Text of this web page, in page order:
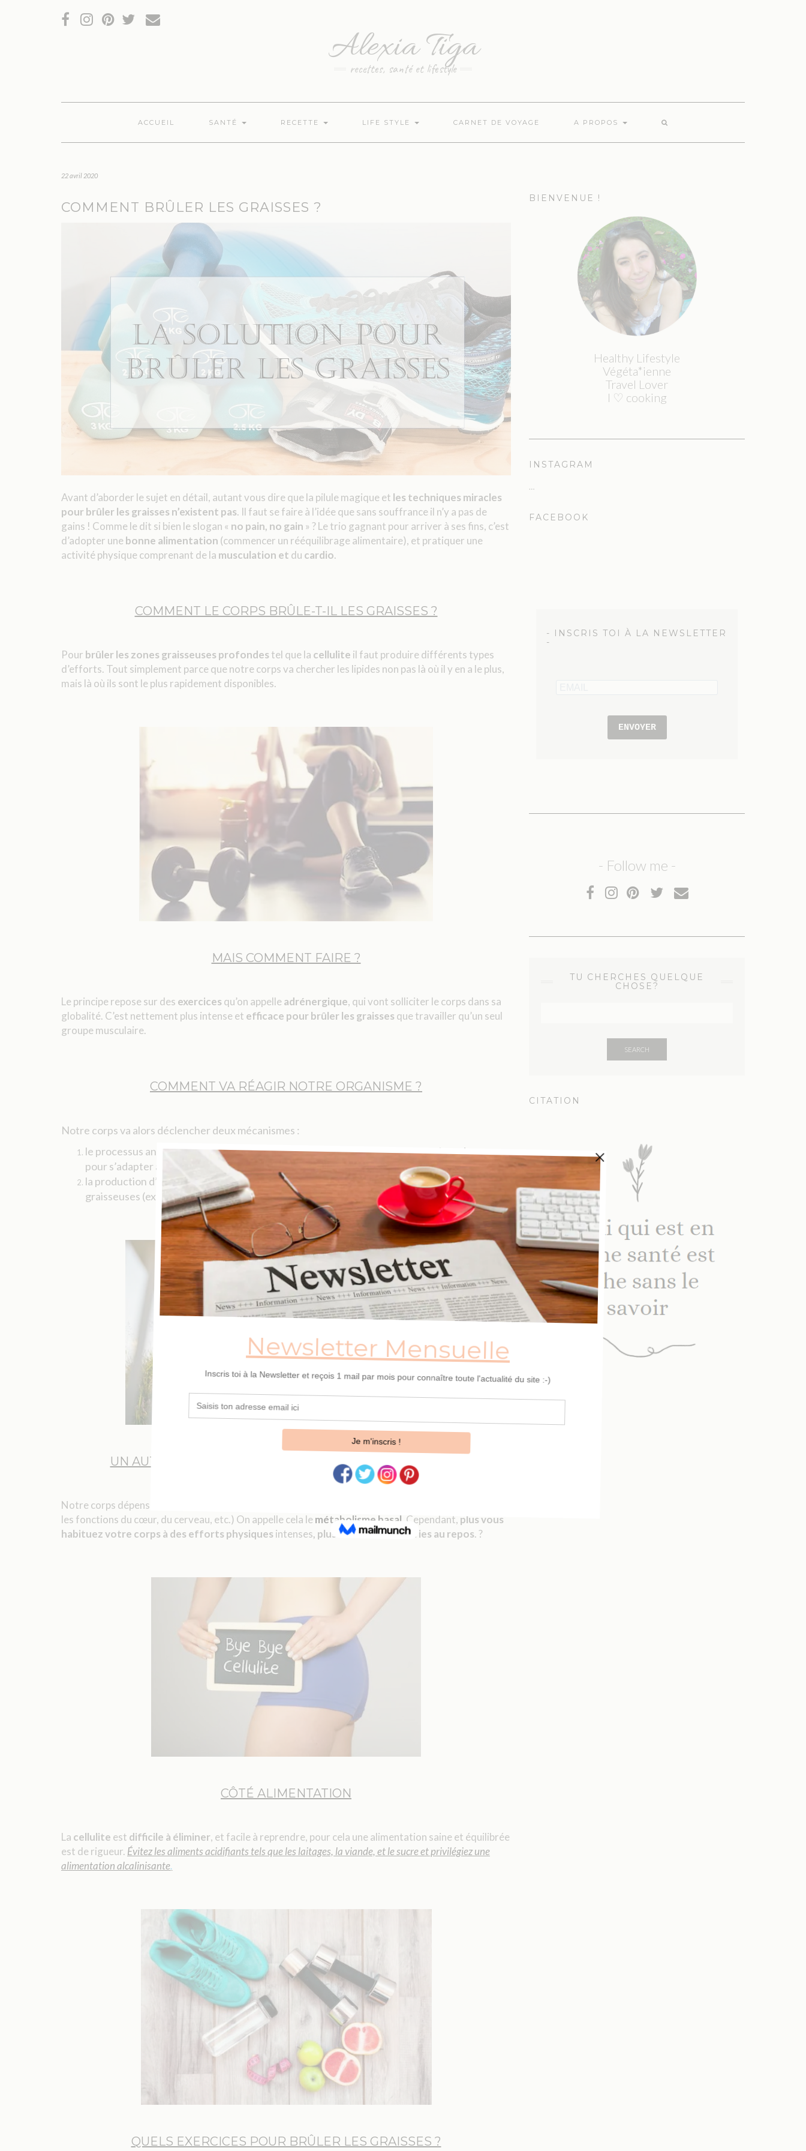
RÉSEAUX
SOCIAUX
Alexia Tiga
recettes, santé et lifestyle
ACCUEIL SANTÉ RECETTE LIFE STYLE CARNET DE VOYAGE A PROPOS
22 avril 2020
COMMENT BRÛLER LES GRAISSES ?
Avant d’aborder le sujet en détail, autant vous dire que la pilule magique et les techniques miracles
pour brûler les graisses n’existent pas. Il faut se faire à l’idée que sans souffrance il n’y a pas de
gains ! Comme le dit si bien le slogan « no pain, no gain » ? Le trio gagnant pour arriver à ses fins, c’est
d’adopter unebonne alimentation (commencer un rééquilibrage alimentaire), et pratiquer une
activité physique comprenant de la musculation et du cardio.
COMMENT LE CORPS BRÛLE-T-IL LES GRAISSES ?
Pour brûler les zones graisseuses profondes tel que la cellulite il faut produire différents types
d’efforts. Tout simplement parce que notre corps va chercher les lipides non pas là où il y en a le plus,
mais là où ils sont le plus rapidement disponibles.
MAIS COMMENT FAIRE ?
Le principe repose sur des exercices qu’on appelleadrénergique, qui vont solliciter le corps dans sa
globalité. C’est nettement plus intense et efficace pourbrûler les graisses que travailler qu’un seul
groupe musculaire.
COMMENT VA RÉAGIR NOTRE ORGANISME ?
Notre corps va alors déclencher deux mécanismes :
le processus anabolique c’est-à-dire que le corps va produire du muscle à la place du gras
pour s’adapter aux exercices demandés.
la production d’adrénaline et de noradrénaline, deux hormones qui incitent les cellules
graisseuses (ex : cellulites) à s’ouvrir.
UN AUTRE AVANTAGE : BRÛLER LES GRAISSES AU REPOS
Notre corps dépense naturellement des calories au repos, nécessaire à notre survis (respirer, activer
les fonctions du cœur, du cerveau, etc.) On appelle cela lemétabolisme basal . Cependant, plus vous
habituez votre corps à des efforts physiques intenses, plus il brûlera de calories au repos. ?
CÔTÉ ALIMENTATION
La cellulite est difficile à éliminer, et facile à reprendre, pour cela une alimentation saine et équilibrée
est de rigueur. Évitez les aliments acidifiants tels que les laitages, la viande, et le sucre et privilégiez une
alimentation alcalinisante.
QUELS EXERCICES POUR BRÛLER LES GRAISSES ?
BIENVENUE !
Healthy Lifestyle
Végéta*ienne
Travel Lover
I ♡ cooking
INSTAGRAM
…
FACEBOOK
- INSCRIS TOI À LA NEWSLETTER
-
ENVOYER
- Follow me -
TU CHERCHES QUELQUE
CHOSE?
SEARCH
CITATION